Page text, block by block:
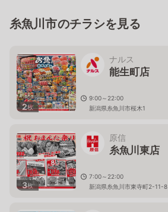
糸魚川市のチラシを見る
2枚
ナルス
能生町店
9:00～22:00
新潟県糸魚川市桜木1
3枚
原信
糸魚川東店
7:00～22:00
新潟県糸魚川市東寺町2-11-8